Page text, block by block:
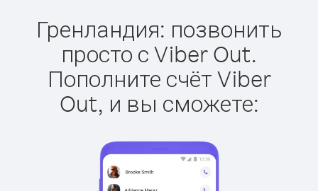
Гренландия: позвонить
просто с Viber Out.
Пополните счёт Viber
Out, и вы сможете: